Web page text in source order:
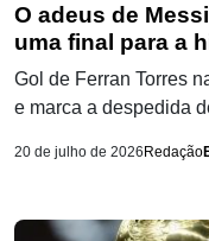
O adeus de
uma final para a
Gol de Ferran Torres
e marca a despedida
20 de julho de 2026Redação